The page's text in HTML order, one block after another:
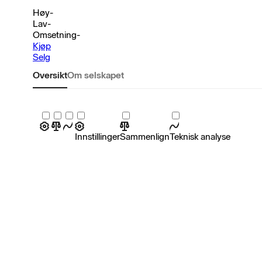
Høy-
Lav-
Omsetning-
Kjøp
Selg
OversiktOm selskapet
InnstillingerSammenlignTeknisk analyse